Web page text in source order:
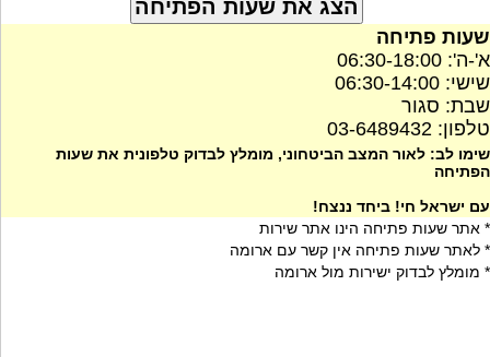
שעות פתיחה
א'-ה': 06:30-18:00
שישי: 06:30-14:00
שבת: סגור
טלפון: 03-6489432
שימו לב: לאור המצב הביטחוני, מומלץ לבדוק טלפונית את שעות
הפתיחה
עם ישראל חי! ביחד ננצח!
* אתר שעות פתיחה הינו אתר שירות
* לאתר שעות פתיחה אין קשר עם ארומה
* מומלץ לבדוק ישירות מול ארומה